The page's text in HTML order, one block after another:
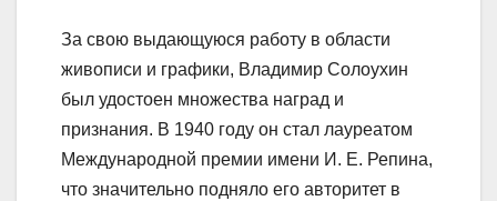
За свою выдающуюся работу в области
живописи и графики, Владимир Солоухин
был удостоен множества наград и
признания. В 1940 году он стал лауреатом
Международной премии имени И. Е. Репина,
что значительно подняло его авторитет в